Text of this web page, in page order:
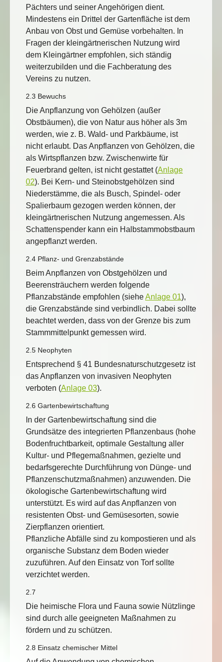
Pächters und seiner Angehörigen dient.
Mindestens ein Drittel der Gartenfläche ist dem
Anbau von Obst und Gemüse vorbehalten. In
Fragen der kleingärtnerischen Nutzung wird
dem Kleingärtner empfohlen, sich ständig
weiterzubilden und die Fachberatung des
Vereins zu nutzen.
2.3 Bewuchs
Die Anpflanzung von Gehölzen (außer
Obstbäumen), die von Natur aus höher als 3m
werden, wie z. B. Wald- und Parkbäume, ist
nicht erlaubt. Das Anpflanzen von Gehölzen, die
als Wirtspflanzen bzw. Zwischenwirte für
Feuerbrand gelten, ist nicht gestattet (Anlage
02). Bei Kern- und Steinobstgehölzen sind
Niederstämme, die als Busch, Spindel- oder
Spalierbaum gezogen werden können, der
kleingärtnerischen Nutzung angemessen. Als
Schattenspender kann ein Halbstammobstbaum
angepflanzt werden.
2.4 Pflanz- und Grenzabstände
Beim Anpflanzen von Obstgehölzen und
Beerensträuchern werden folgende
Pflanzabstände empfohlen (sieheAnlage 01),
die Grenzabstände sind verbindlich. Dabei sollte
beachtet werden, dass von der Grenze bis zum
Stammmittelpunkt gemessen wird.
2.5 Neophyten
Entsprechend § 41 Bundesnaturschutzgesetz ist
das Anpflanzen von invasiven Neophyten
verboten (Anlage 03).
2.6 Gartenbewirtschaftung
In der Gartenbewirtschaftung sind die
Grundsätze des integrierten Pflanzenbaus (hohe
Bodenfruchtbarkeit, optimale Gestaltung aller
Kultur- und Pflegemaßnahmen, gezielte und
bedarfsgerechte Durchführung von Dünge- und
Pflanzenschutzmaßnahmen) anzuwenden. Die
ökologische Gartenbewirtschaftung wird
unterstützt. Es wird auf das Anpflanzen von
resistenten Obst- und Gemüsesorten, sowie
Zierpflanzen orientiert.
Pflanzliche Abfälle sind zu kompostieren und als
organische Substanz dem Boden wieder
zuzuführen. Auf den Einsatz von Torf sollte
verzichtet werden.
2.7
Die heimische Flora und Fauna sowie Nützlinge
sind durch alle geeigneten Maßnahmen zu
fördern und zu schützen.
2.8 Einsatz chemischer Mittel